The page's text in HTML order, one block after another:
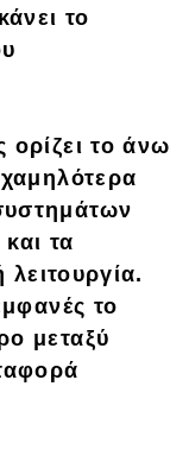
το
το άνω
τα
το
μεταξύ